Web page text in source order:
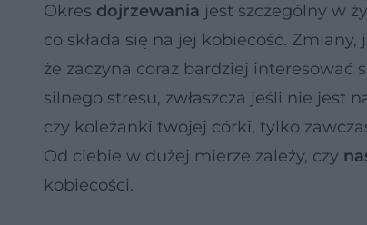
Okres dojrzewania jest szczególny w
co składa się na jej kobiecość.
że zaczyna coraz bardziej interesować
silnego stresu, zwłaszcza jeśli nie jest
czy koleżanki twojej córki, tylko
Od ciebie w dużej mierze zależy, czy
kobiecości.